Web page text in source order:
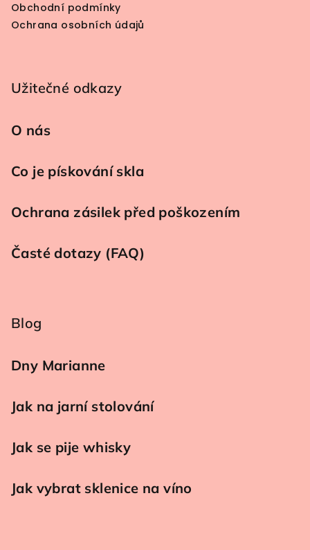
Obchodní podmínky
Ochrana osobních údajů
Užitečné odkazy
O nás
Co je pískování skla
Ochrana zásilek před poškozením
Časté dotazy (FAQ)
Blog
Dny Marianne
Jak na jarní stolování
Jak se pije whisky
Jak vybrat sklenice na víno